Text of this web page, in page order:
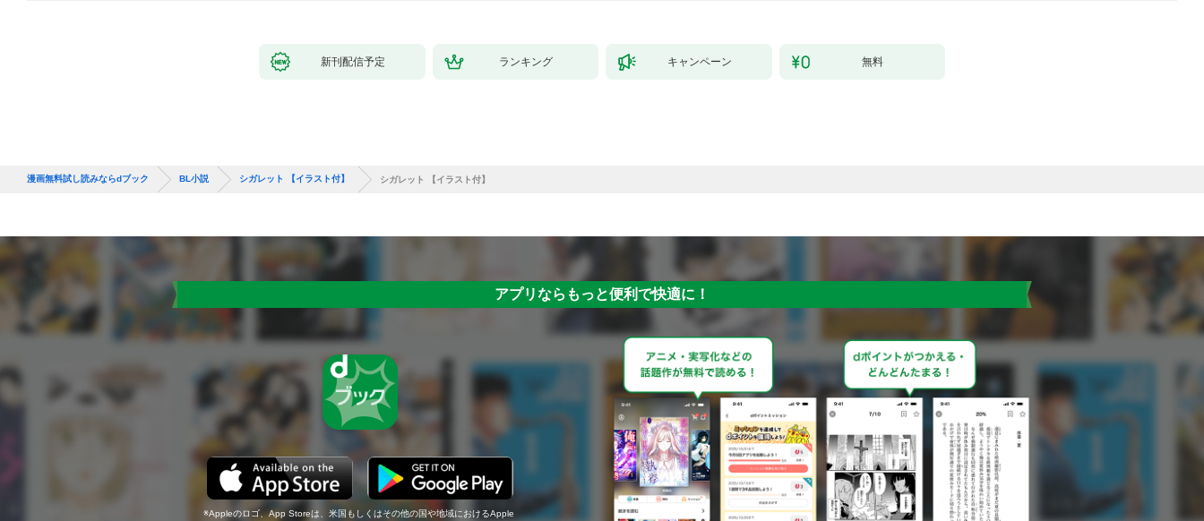
新刊配信予定 ランキング キャンペーン 無料
漫画無料試し読みならdブック BL小説 シガレット 【イラスト付】 シガレット 【イラスト付】
アプリならもっと便利で快適に！
Appleのロゴ、App Storeは、米国もしくはその他の国や地域におけるApple